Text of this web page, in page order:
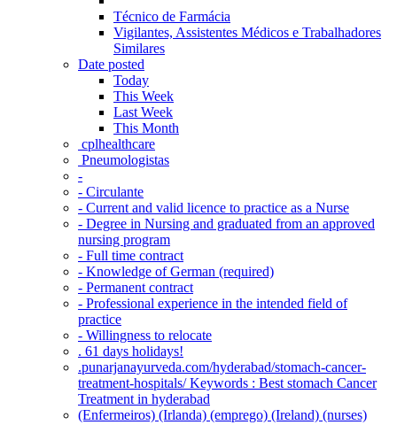
Técnico de Farmácia
Vigilantes, Assistentes Médicos e Trabalhadores
Similares
Date posted
Today
This Week
Last Week
This Month
‎ cplhealthcare‬
Pneumologistas
-
- Circulante
- Current and valid licence to practice as a Nurse
- Degree in Nursing and graduated from an approved
nursing program
- Full time contract
- Knowledge of German (required)
- Permanent contract
- Professional experience in the intended field of
practice
- Willingness to relocate
. 61 days holidays!
.punarjanayurveda.com/hyderabad/stomach-cancer-
treatment-hospitals/ Keywords : Best stomach Cancer
Treatment in hyderabad
(Enfermeiros) (Irlanda) (emprego) (Ireland) (nurses)